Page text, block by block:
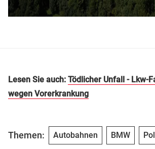
Lesen Sie auch: Tödlicher Unfall - Lkw-
wegen Vorerkrankung
Themen: Autobahnen BMW